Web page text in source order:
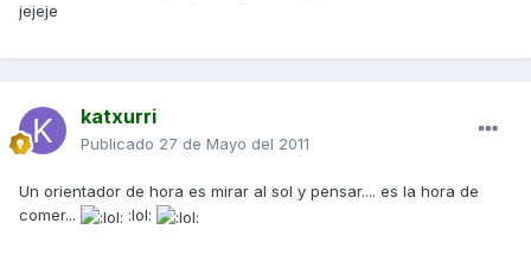
jejeje
katxurri
Publicado 27 de Mayo del 2011
Un orientador de hora es mirar al sol y pensar.... es la hora de
comer...
:lol: